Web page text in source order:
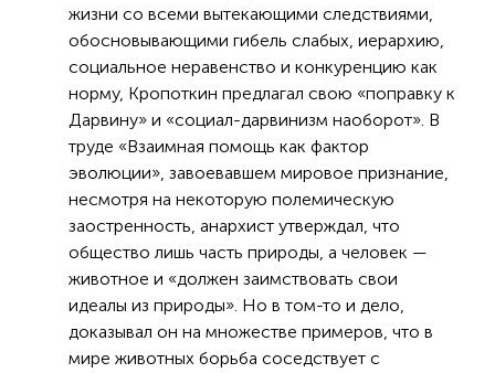
жизни со всеми вытекающими следствиями,
обосновывающими гибель слабых, иерархию,
социальное неравенство и конкуренцию как
норму, Кропоткин предлагал свою «поправку к
Дарвину» и «социал-дарвинизм наоборот». В
труде «Взаимная помощь как фактор
эволюции», завоевавшем мировое признание,
несмотря на некоторую полемическую
заостренность, анархист утверждал, что
общество лишь часть природы, а человек —
животное и «должен заимствовать свои
идеалы из природы». Но в том-то и дело,
доказывал он на множестве примеров, что в
мире животных борьба соседствует с